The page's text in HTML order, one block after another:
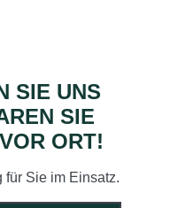
SIE UNS
SIE
ORT!
für Sie im Einsatz.